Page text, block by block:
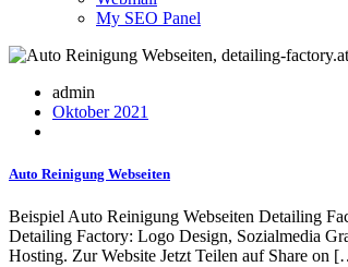
My SEO Panel
admin
Oktober 2021
Auto Reinigung Webseiten
Beispiel Auto Reinigung Webseiten Detailing
Detailing Factory: Logo Design, Sozialmedia
Hosting. Zur Website Jetzt Teilen auf Share on